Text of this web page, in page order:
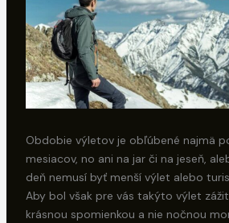
Obdobie výletov je obľúbené najmä
mesiacov, no ani na jar či na jeseň,
deň nemusí byť menší výlet alebo
Aby bol však pre vás takýto výlet
krásnou spomienkou a nie nočnou